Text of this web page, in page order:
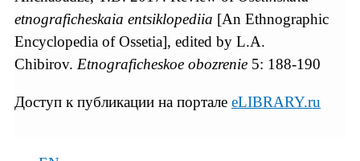
etnograficheskaia entsiklopediia [An Ethnographic
Encyclopedia of Ossetia], edited by L.A.
Chibirov. Etnograficheskoe obozrenie 5: 188-190
Доступ к публикации на портале eLIBRARY.ru